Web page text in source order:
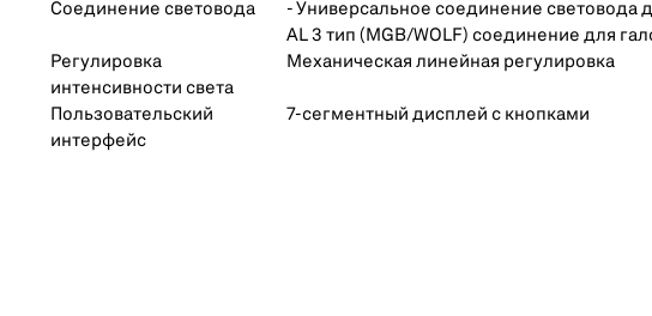
Соединение световода
- Универсальное соединение световода
AL 3 тип (MGB/WOLF) соединение для
Регулировка
интенсивности света
Механическая линейная регулировка
Пользовательский
интерфейс
7-сегментный дисплей с кнопками